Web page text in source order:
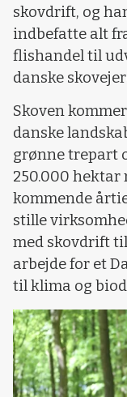
skovdrift, og
indbefatte alt
flishandel til
danske
Skoven
danske
grønne trepart
250.000 hektar
kommende
stille
med skovdrift
arbejde for et
til klima og